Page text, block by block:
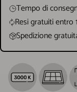
Tempo di
Resi gratuiti entro
Spedizione